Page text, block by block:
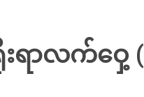
ာလက်ဝှေ့ (